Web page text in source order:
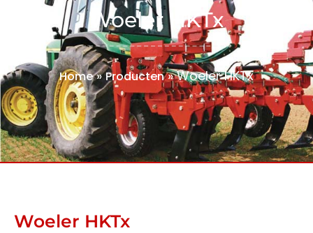
Woeler HKTx
Home»Producten»Woeler HKTx
Woeler HKTx